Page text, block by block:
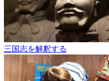
三国志を解釈する